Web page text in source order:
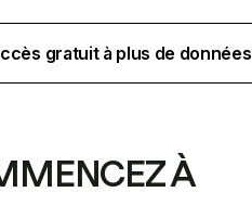
gratuit à plus de données
À